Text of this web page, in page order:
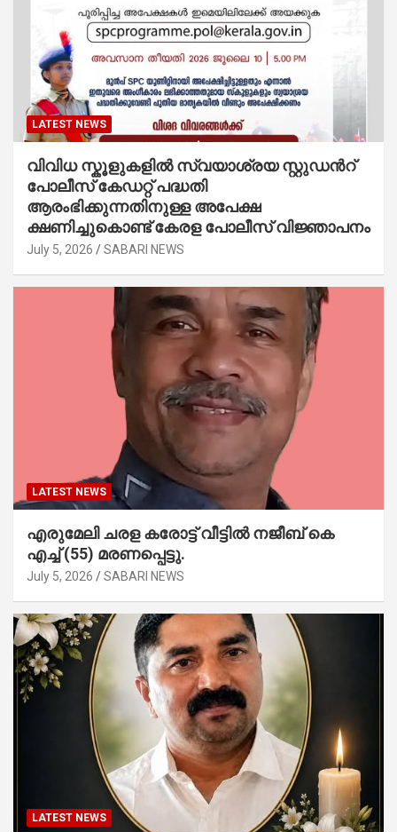
LATEST NEWS
വിവിധ സ്കൂളുകളില്‍ സ്വയാശ്രയ സ്റ്റുഡന്‍റ്
പോലീസ് കേഡറ്റ് പദ്ധതി
ആരംഭിക്കുന്നതിനുള്ള അപേക്ഷ
ക്ഷണിച്ചുകൊണ്ട് കേരള പോലീസ് വിജ്ഞാപനം
July 5, 2026 SABARI NEWS
LATEST NEWS
എരുമേലി ചരള കരോട്ട് വീട്ടിൽ നജീബ് കെ
എച്ച് (55) മരണപ്പെട്ടു.
July 5, 2026 SABARI NEWS
LATEST NEWS